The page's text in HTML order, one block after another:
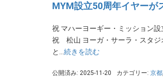
MYM設立50周年イヤーが
祝 マハーヨーギー・ミッション
祝 松山 ヨーガ・サーラ・スタ
と… 続きを読む
公開済み: 2025-11-20 カテゴリー: 京都,